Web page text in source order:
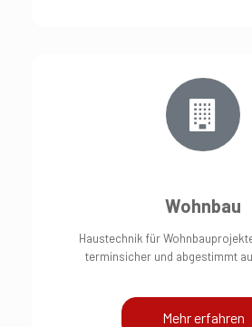
Wohnbau
Haustechnik für
terminsicher und abgestimmt
Mehr erfahren